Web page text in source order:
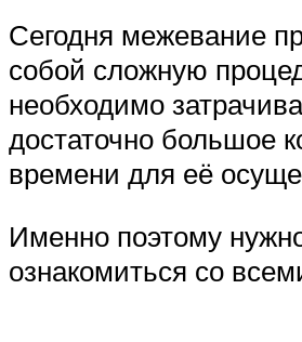
Сегодня межевание
собой сложную
необходимо
достаточно большое
времени для её
Именно поэтому
ознакомиться со